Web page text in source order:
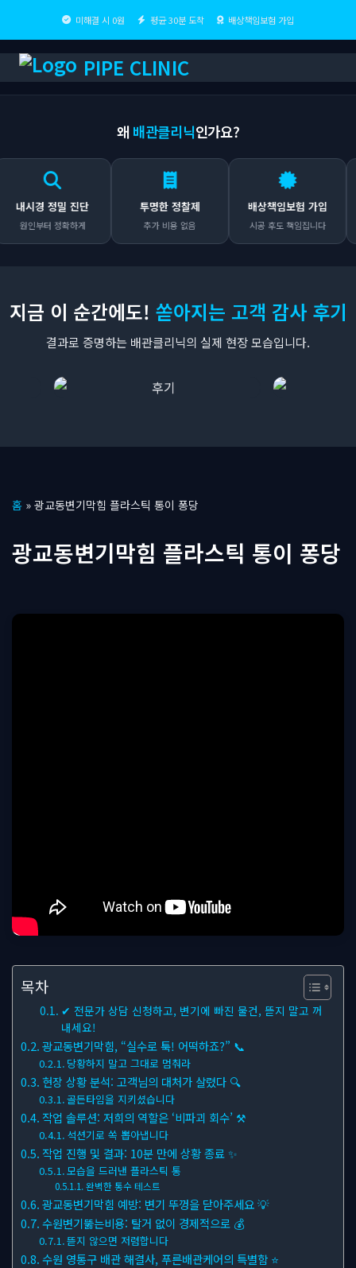
미해결 시 0원 평균 30분 도착 배상책임보험 가입
PIPE CLINIC
왜 배관클리닉인가요?
시경 정밀 진단
원인부터 정확하게
투명한 정찰제
추가 비용 없음
배상책임보험 가입
시공 후도 책임집니다
지금 이 순간에도! 쏟아지는 고객 감사 후기
결과로 증명하는 배관클리닉의 실제 현장 모습입니다.
텐
로
뛰
홈 » 광교동변기막힘 플라스틱 통이 퐁당
광교동변기막힘 플라스틱 통이 퐁당
목차
✔ 전문가 상담 신청하고, 변기에 빠진 물건, 뜯지 말고 꺼
내세요!
광교동변기막힘, “실수로 툭! 어떡하죠?” 📞
당황하지 말고 그대로 멈춰라
현장 상황 분석: 고객님의 대처가 살렸다 🔍
골든타임을 지키셨습니다
작업 솔루션: 저희의 역할은 ‘비파괴 회수’ ⚒
석션기로 쏙 뽑아냅니다
작업 진행 및 결과: 10분 만에 상황 종료 ✨
모습을 드러낸 플라스틱 통
완벽한 통수 테스트
광교동변기막힘 예방: 변기 뚜껑을 닫아주세요 💡
수원변기뚫는비용: 탈거 없이 경제적으로 💰
뜯지 않으면 저렴합니다
수원 영통구 배관 해결사, 푸른배관케어의 특별함 ⭐